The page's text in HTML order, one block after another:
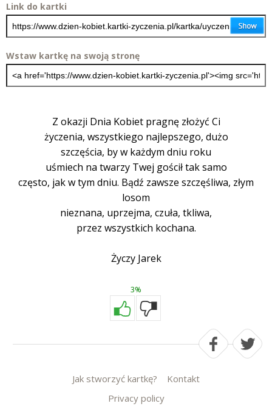
Link do kartki
Wstaw kartkę na swoją stronę
Z okazji Dnia Kobiet pragnę złożyć Ci
życzenia, wszystkiego najlepszego, dużo
szczęścia, by w każdym dniu roku
uśmiech na twarzy Twej gościł tak samo
często, jak w tym dniu. Bądź zawsze szczęśliwa, złym
losom
nieznana, uprzejma, czuła, tkliwa,
przez wszystkich kochana.
Życzy Jarek
3%
Jak stworzyć kartkę?
Kontakt
Privacy policy